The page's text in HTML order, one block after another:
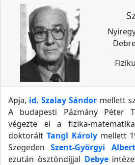
Apja, id. Szalay Sándor mellett
A budapesti Pázmány Péter
végezte el a fizika-
doktorált Tangl Károlymellett
SzegedenSzent-Györgyi Albert
ezután ösztöndíjjal Debye